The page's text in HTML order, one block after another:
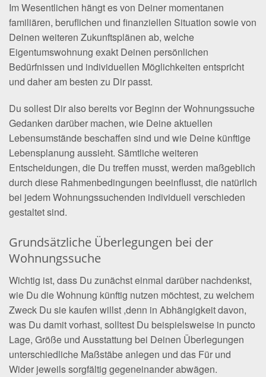
Im Wesentlichen hängt es von Deiner momentanen
familiären, beruflichen und finanziellen Situation sowie von
Deinen weiteren Zukunftsplänen ab, welche
Eigentumswohnung exakt Deinen persönlichen
Bedürfnissen und individuellen Möglichkeiten entspricht
und daher am besten zu Dir passt.
Du sollest Dir also bereits vor Beginn der Wohnungssuche
Gedanken darüber machen, wie Deine aktuellen
Lebensumstände beschaffen sind und wie Deine künftige
Lebensplanung aussieht. Sämtliche weiteren
Entscheidungen, die Du treffen musst, werden maßgeblich
durch diese Rahmenbedingungen beeinflusst, die natürlich
bei jedem Wohnungssuchenden individuell verschieden
gestaltet sind.
Grundsätzliche Überlegungen bei der
Wohnungssuche
Wichtig ist, dass Du zunächst einmal darüber nachdenkst,
wie Du die Wohnung künftig nutzen möchtest, zu welchem
Zweck Du sie kaufen willst ,denn in Abhängigkeit davon,
was Du damit vorhast, solltest Du beispielsweise in puncto
Lage, Größe und Ausstattung bei Deinen Überlegungen
unterschiedliche Maßstäbe anlegen und das Für und
Wider jeweils sorgfältig gegeneinander abwägen.